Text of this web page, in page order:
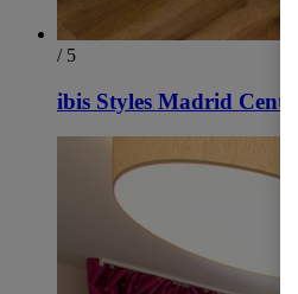
/ 5
ibis Styles Madrid